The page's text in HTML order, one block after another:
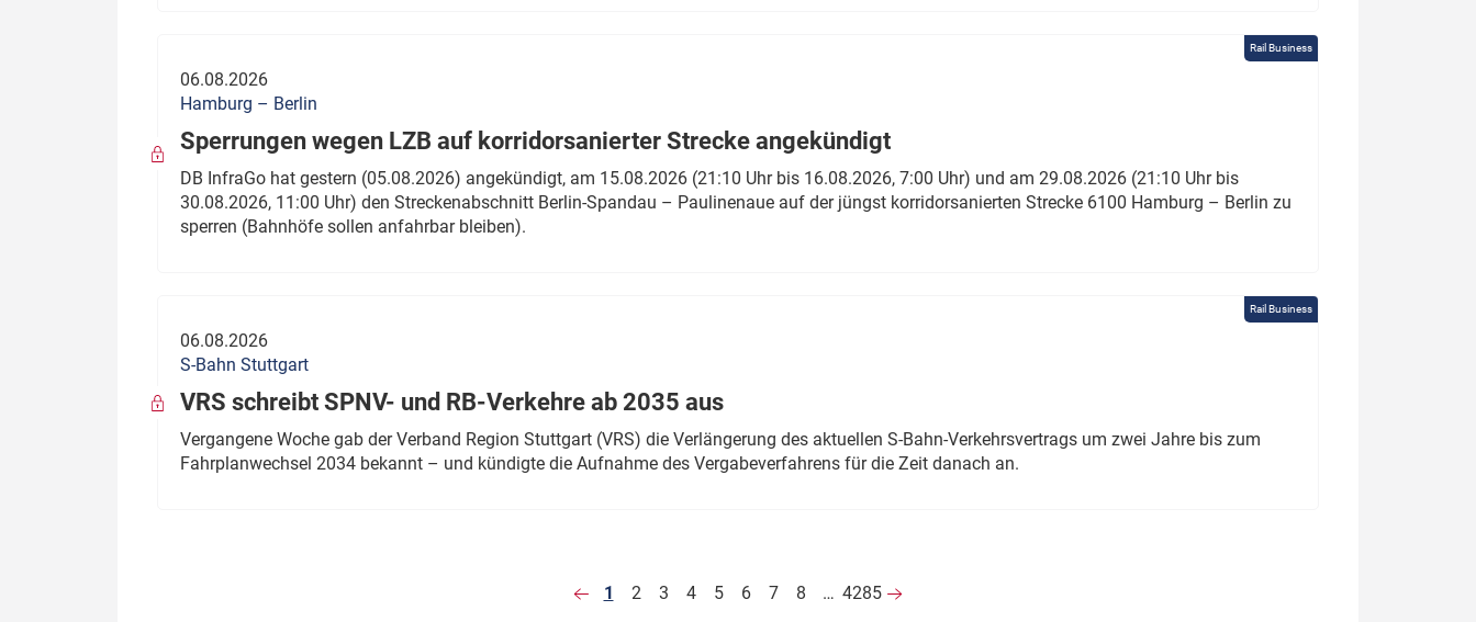
Rail Business
06.08.2026
Hamburg – Berlin
Sperrungen wegen LZB auf korridorsanierter Strecke angekündigt
DB InfraGo hat gestern (05.08.2026) angekündigt, am 15.08.2026 (21:10 Uhr bis 16.08.2026, 7:00 Uhr) und am 29.08.2026 (21:10 Uhr bis
30.08.2026, 11:00 Uhr) den Streckenabschnitt Berlin-Spandau – Paulinenaue auf der jüngst korridorsanierten Strecke 6100 Hamburg – Berlin zu
sperren (Bahnhöfe sollen anfahrbar bleiben).
Rail Business
06.08.2026
S-Bahn Stuttgart
VRS schreibt SPNV- und RB-Verkehre ab 2035 aus
Vergangene Woche gab der Verband Region Stuttgart (VRS) die Verlängerung des aktuellen S-Bahn-Verkehrsvertrags um zwei Jahre bis zum
Fahrplanwechsel 2034 bekannt – und kündigte die Aufnahme des Vergabeverfahrens für die Zeit danach an.
1 2 3 4 5 6 7 8 … 4285